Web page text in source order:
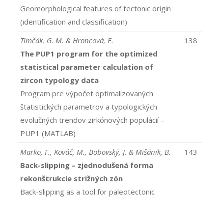
Geomorphological features of tectonic origin
(identification and classification)
Timčák, G. M. & Hroncová, E.
The PUP1 program for the optimized
statistical parameter calculation of
zircon typology data
Program pre výpočet optimalizovaných
štatistických parametrov a typologických
evolučných trendov zirkónových populácií –
PUP1 (MATLAB)
138
Marko, F., Kováč, M., Bobovský, J. & Mišánik, B.
Back-slipping – zjednodušená forma
rekonštrukcie strižných zón
Back-slipping as a tool for paleotectonic
143